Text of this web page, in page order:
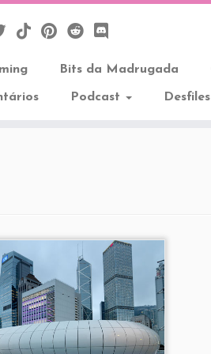
Bits da Madrugada
Podcast Desfiles